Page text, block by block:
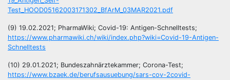
Test_HOOD05162003171302_BfArM_03MAR2021.pdf
(9) 19.02.2021; PharmaWiki; Covid-19: Antigen-Schnelltests;
https://www.pharmawiki.ch/wiki/index.php?wiki=Covid-19-Antigen-
Schnelltests
(10) 29.01.2021; Bundeszahnärztekammer; Corona-Test;
https://www.bzaek.de/berufsausuebung/sars-cov-2covid-